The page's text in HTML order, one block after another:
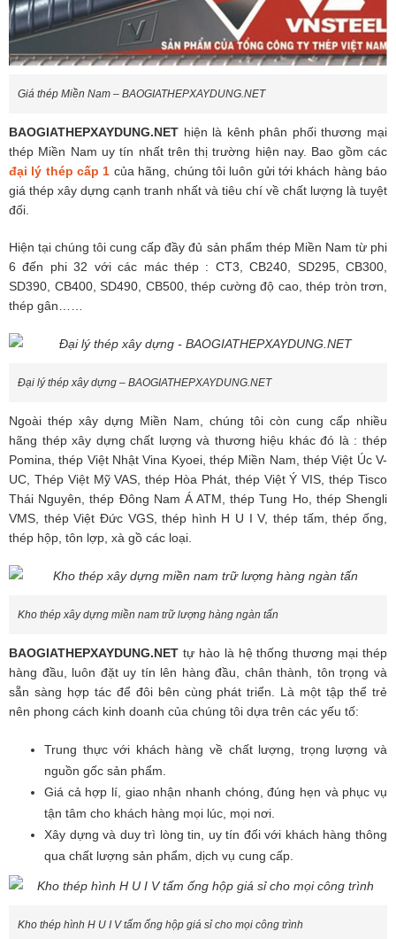
Giá thép Miền Nam – BAOGIATHEPXAYDUNG.NET
BAOGIATHEPXAYDUNG.NET hiện là kênh phân phối thương mại
thép Miền Nam uy tín nhất trên thị trường hiện nay. Bao gồm các
đại lý thép cấp 1 của hãng, chúng tôi luôn gửi tới khách hàng báo
giá thép xây dựng cạnh tranh nhất và tiêu chí về chất lượng là tuyệt
đối.
Hiện tại chúng tôi cung cấp đầy đủ sản phẩm thép Miền Nam từ phi
6 đến phi 32 với các mác thép : CT3, CB240, SD295, CB300,
SD390, CB400, SD490, CB500, thép cường độ cao, thép tròn trơn,
thép gân……
Đại lý thép xây dựng – BAOGIATHEPXAYDUNG.NET
Ngoài thép xây dựng Miền Nam, chúng tôi còn cung cấp nhiều
hãng thép xây dựng chất lượng và thương hiệu khác đó là : thép
Pomina, thép Việt Nhật Vina Kyoei, thép Miền Nam, thép Việt Úc V-
UC, Thép Việt Mỹ VAS, thép Hòa Phát, thép Việt Ý VIS, thép Tisco
Thái Nguyên, thép Đông Nam Á ATM, thép Tung Ho, thép Shengli
VMS, thép Việt Đức VGS, thép hình H U I V, thép tấm, thép ống,
thép hộp, tôn lợp, xà gồ các loại.
Kho thép xây dựng miền nam trữ lượng hàng ngàn tấn
BAOGIATHEPXAYDUNG.NET tự hào là hệ thống thương mại thép
hàng đầu, luôn đặt uy tín lên hàng đầu, chân thành, tôn trọng và
sẵn sàng hợp tác để đôi bên cùng phát triển. Là một tập thể trẻ
nên phong cách kinh doanh của chúng tôi dựa trên các yếu tố:
Trung thực với khách hàng về chất lượng, trọng lượng và
nguồn gốc sản phẩm.
Giá cả hợp lí, giao nhận nhanh chóng, đúng hẹn và phục vụ
tận tâm cho khách hàng mọi lúc, mọi nơi.
Xây dựng và duy trì lòng tin, uy tín đối với khách hàng thông
qua chất lượng sản phẩm, dịch vụ cung cấp.
Kho thép hình H U I V tấm ống hộp giá sỉ cho mọi công trình